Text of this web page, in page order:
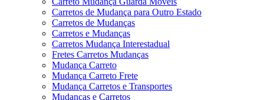
Carretos de Mudança para Outro Estado
Carretos de Mudanças
Carretos e Mudanças
Carretos Mudança Interestadual
Fretes Carretos Mudanças
Mudança Carreto
Mudança Carreto Frete
Mudança Carretos e Transportes
Mudanças e Carretos